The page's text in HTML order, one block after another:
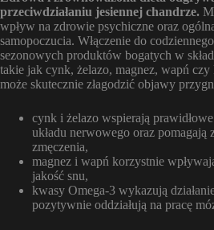
przeciwdziałaniu jesiennej chandrze.
wpływ na zdrowie psychiczne oraz
samopoczucia. Włączenie do
sezonowych produktów bogatych w
takie jak cynk, żelazo, magnez, wapń czy
może skutecznie złagodzić objawy
cynk i żelazo wspierają
układu nerwowego oraz pomagają
zmęczenia,
magnez i wapń korzystnie
jakość snu,
kwasy Omega-3 wykazują
pozytywnie oddziałują na pracę